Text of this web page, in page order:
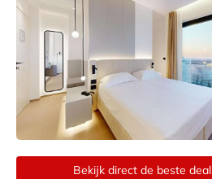
Bekijk direct de beste deal